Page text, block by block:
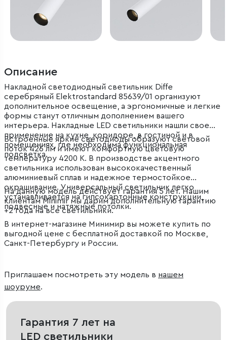
Описание
Накладной светодиодный светильник Diffe
серебряный Elektrostandard 85639/01 организуют
дополнительное освещение, а эргономичные и легкие
формы станут отличным дополнением вашего
интерьера. Накладные LED светильники нашли свое
применение на кухне, коридоре, в гостиной и в
помещениях, где необходима функциональная
подсветка.
Встроенные яркие светодиоды образуют световой
поток 426 лм и имеют комфортную цветовую
температуру 4200 К. В производстве акцентного
светильника использован высококачественный
алюминиевый сплав и надежное термостойкое
окрашивание. Универсальный светильник легко
устанавливается на гипсокартонные конструкции,
подвесные и натяжные потолки.
На данную модель действует гарантия 5 лет. Нашим
клиентам Minimir мы дарим дополнительную гарантию
+2 года на все светильники.
В интернет-магазине Минимир вы можете купить по
выгодной цене с бесплатной доставкой по Москве,
Санкт-Петербургу и России.
Приглашаем посмотреть эту модель в нашем
шоуруме.
Гарантия 7 лет на
LED светильники